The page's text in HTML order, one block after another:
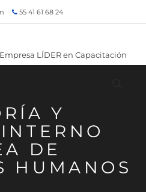
55 41 61 68 24
Y
DE
HUMANOS